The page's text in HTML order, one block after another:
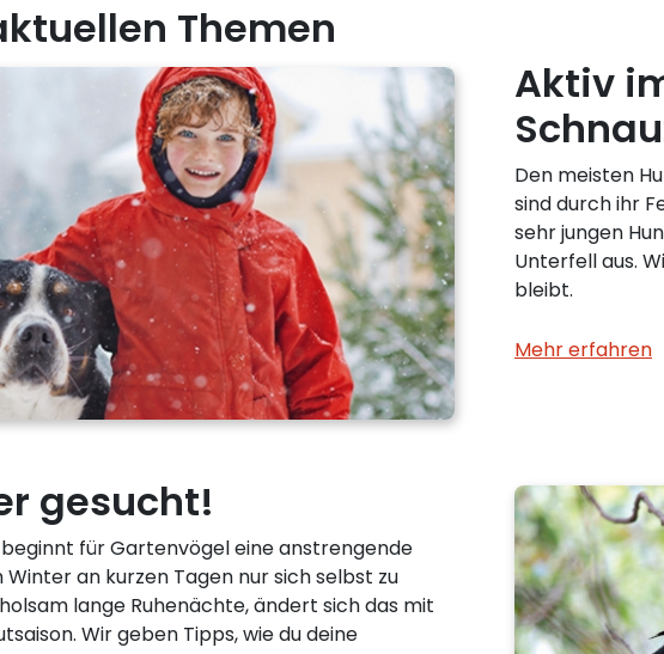
Themen
Aktiv
Den meisten
sind durch ihr
sehr jungen
Unterfell aus.
bleibt.
Mehr erfahren
gesucht!
für Gartenvögel eine anstrengende
Winter an kurzen Tagen nur sich selbst zu
lange Ruhenächte, ändert sich das mit
Wir geben Tipps, wie du deine